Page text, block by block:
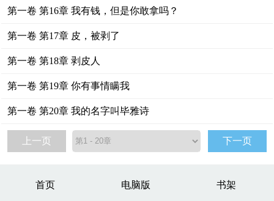
第一卷 第16章 我有钱，但是你敢拿吗？
第一卷 第17章 皮，被剥了
第一卷 第18章 剥皮人
第一卷 第19章 你有事情瞒我
第一卷 第20章 我的名字叫毕雅诗
上一页 下一页
首页 电脑版 书架